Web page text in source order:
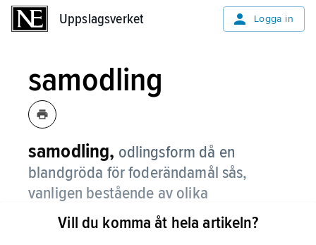
Uppslagsverket Logga in
samodling
samodling, odlingsform då en
blandgröda för foderändamål sås,
vanligen bestående av olika
stråsädesslag eller av stråsäd och
baljväxter, t.ex. korn eller havre och
Vill du komma åt hela artikeln?